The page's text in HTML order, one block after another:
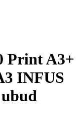
Print A3+
INFUS